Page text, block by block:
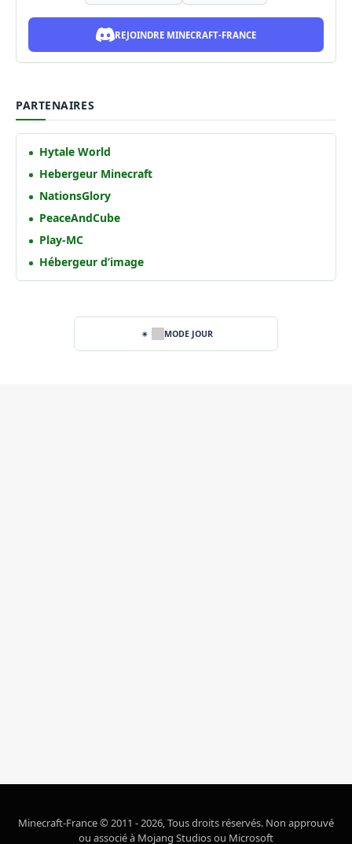
REJOINDRE MINECRAFT-FRANCE
PARTENAIRES
Hytale World
Hebergeur Minecraft
NationsGlory
PeaceAndCube
Play-MC
Hébergeur d’image
MODE JOUR
Minecraft-France © 2011 - 2026, Tous droits réservés. Non approuvé
ou associé à Mojang Studios ou Microsoft